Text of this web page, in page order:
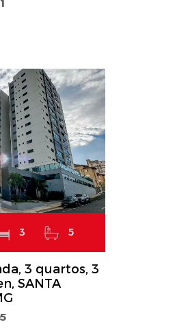
3 5
3 quartos, 3
SANTA